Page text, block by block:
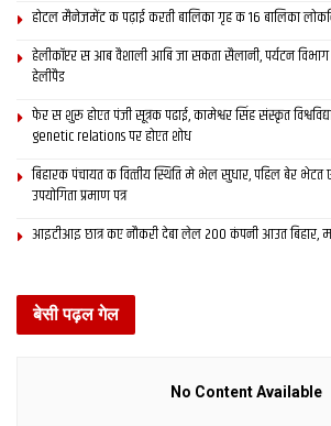
होटल मैनेजमेंट क पढ़ाई करती बालिका गृह क 16 बालिका
हेलीकॉप्टर स आब वैशाली आबि जा सकता सैलानी, पर्यटन
हेलीपैड
फेर स शुरू होएत पंजी सूत्रक पढाई, कामेश्वर सिंह संस्कृत
genetic relations पर होएत शोध
बिहारक पंचायत क वित्‍तीय स्थिति मे भेल सुधार, पहिल बेर
उपयोगिता प्रमाण पत्र
आइटीआइ छात्र कए नौकरी देबा लेल 200 कंपनी आउत बिहार,
बेसी पढ़ल गेल
No Content Available